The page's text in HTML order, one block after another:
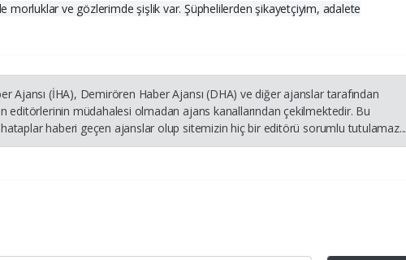
morluklar ve gözlerimde şişlik var. Şüphelilerden şikayetçiyim, adalete
Ajansı (İHA), Demirören Haber Ajansı (DHA) ve diğer ajanslar tarafından
editörlerinin müdahalesi olmadan ajans kanallarından çekilmektedir. Bu
haberi geçen ajanslar olup sitemizin hiç bir editörü sorumlu tutulamaz...